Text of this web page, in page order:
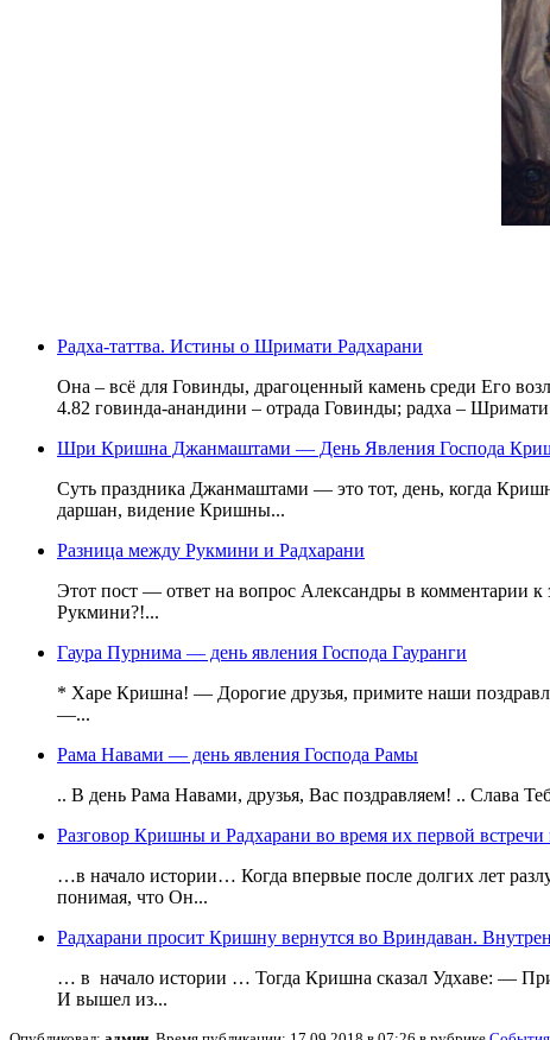
Радха-таттва. Истины о Шримати Радхарани
Она – всё для Говинды, драгоценный камень среди Его
4.82 говинда-анандини – отрада Говинды; радха –
Шри Кришна Джанмаштами — День Явления Господа
Суть праздника Джанмаштами — это тот, день, когда
даршан, видение Кришны...
Разница между Рукмини и Радхарани
Этот пост — ответ на вопрос Александры в комментарии
Рукмини?!...
Гаура Пурнима — день явления Господа Гауранги
* Харе Кришна! — Дорогие друзья, примите наши
—...
Рама Навами — день явления Господа Рамы
.. В день Рама Навами, друзья, Вас поздравляем! .. Слава
Разговор Кришны и Радхарани во время их первой
…в начало истории… Когда впервые после долгих лет
понимая, что Он...
Радхарани просит Кришну вернутся во Вриндаван.
… в начало истории … Тогда Кришна сказал Удхаве: —
И вышел из...